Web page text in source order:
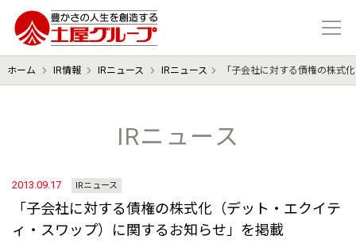
豊かさの人生を想像する 土屋グル
ホーム IR情報 IRニュース IRニュース 「子会社に対する債権の株式
IRニュース
2013.09.17 IRニュース
「子会社に対する債権の株式化（デット・エクイテ
ィ・スワップ）に関するお知らせ」を掲載